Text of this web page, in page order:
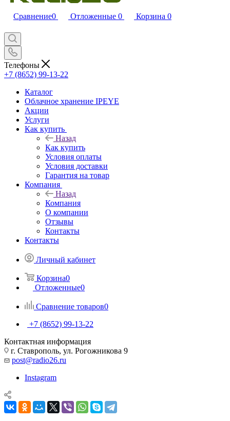
Сравнение0 Отложенные 0 Корзина 0
Телефоны
+7 (8652) 99-13-22
Каталог
Облачное хранение IPEYE
Акции
Услуги
Как купить
Назад
Как купить
Условия оплаты
Условия доставки
Гарантия на товар
Компания
Назад
Компания
О компании
Отзывы
Контакты
Контакты
Личный кабинет
Корзина0
Отложенные0
Сравнение товаров0
+7 (8652) 99-13-22
Контактная информация
г. Ставрополь, ул. Рогожникова 9
post@radio26.ru
Instagram